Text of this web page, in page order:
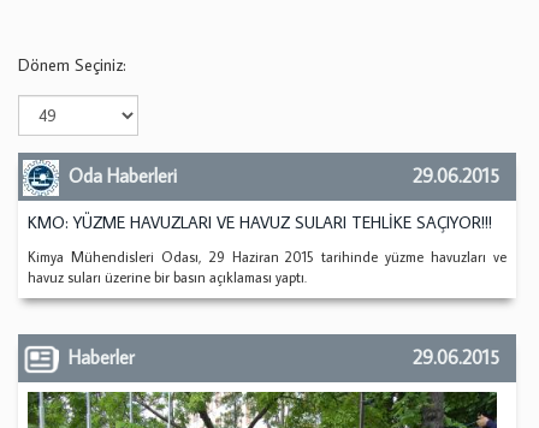
Dönem Seçiniz:
Oda Haberleri 29.06.2015
KMO: YÜZME HAVUZLARI VE HAVUZ SULARI TEHLİKE SAÇIYOR!!!
Kimya Mühendisleri Odası, 29 Haziran 2015 tarihinde yüzme havuzları ve
havuz suları üzerine bir basın açıklaması yaptı.
Haberler 29.06.2015